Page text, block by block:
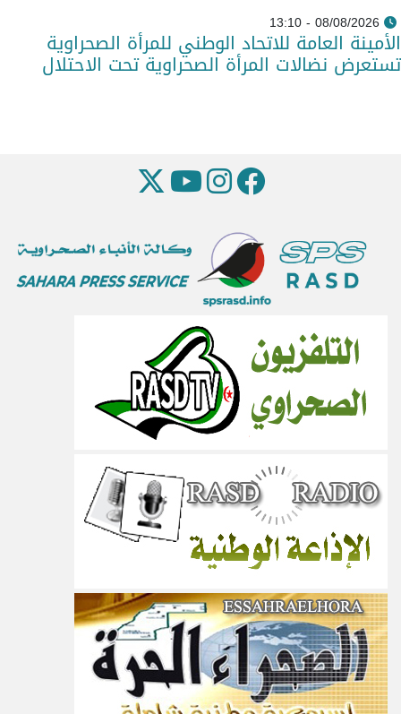
08/08/2026 - 13:10
الأمينة العامة للاتحاد الوطني للمرأة الصحراوية
تستعرض نضالات المرأة الصحراوية تحت الاحتلال